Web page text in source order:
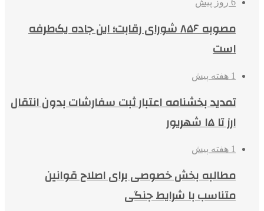
6 روز پیش
مصوبه ۸۵۶ شورای رقابت؛ این جاده یک‌طرفه
است
1 هفته پیش
تمدید بخشنامه اعتبار ثبت سفارشات بدون انتقال
ارز تا ۱۵ شهریور
1 هفته پیش
مطالبه بخش خصوصی برای اصلاح قوانین
متناسب با شرایط جنگی